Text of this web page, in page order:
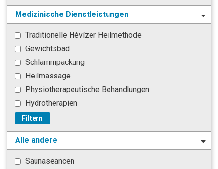
Medizinische Dienstleistungen
Traditionelle Hévízer Heilmethode
Gewichtsbad
Schlammpackung
Heilmassage
Physiotherapeutische Behandlungen
Hydrotherapien
Filtern
Alle andere
Saunaseancen